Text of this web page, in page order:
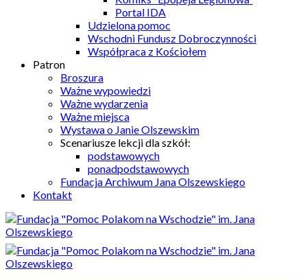
Portal IDA
Udzielona pomoc
Wschodni Fundusz Dobroczynności
Współpraca z Kościołem
Patron
Broszura
Ważne wypowiedzi
Ważne wydarzenia
Ważne miejsca
Wystawa o Janie Olszewskim
Scenariusze lekcji dla szkół:
podstawowych
ponadpodstawowych
Fundacja Archiwum Jana Olszewskiego
Kontakt